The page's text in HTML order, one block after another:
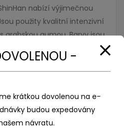
nabízí výjimečnou
použity kvalitní intenzivní
gumou. Barvy jsou
poskytují záruku kvality
-
krátkou dovolenou na e-
budou expedovány
návratu.